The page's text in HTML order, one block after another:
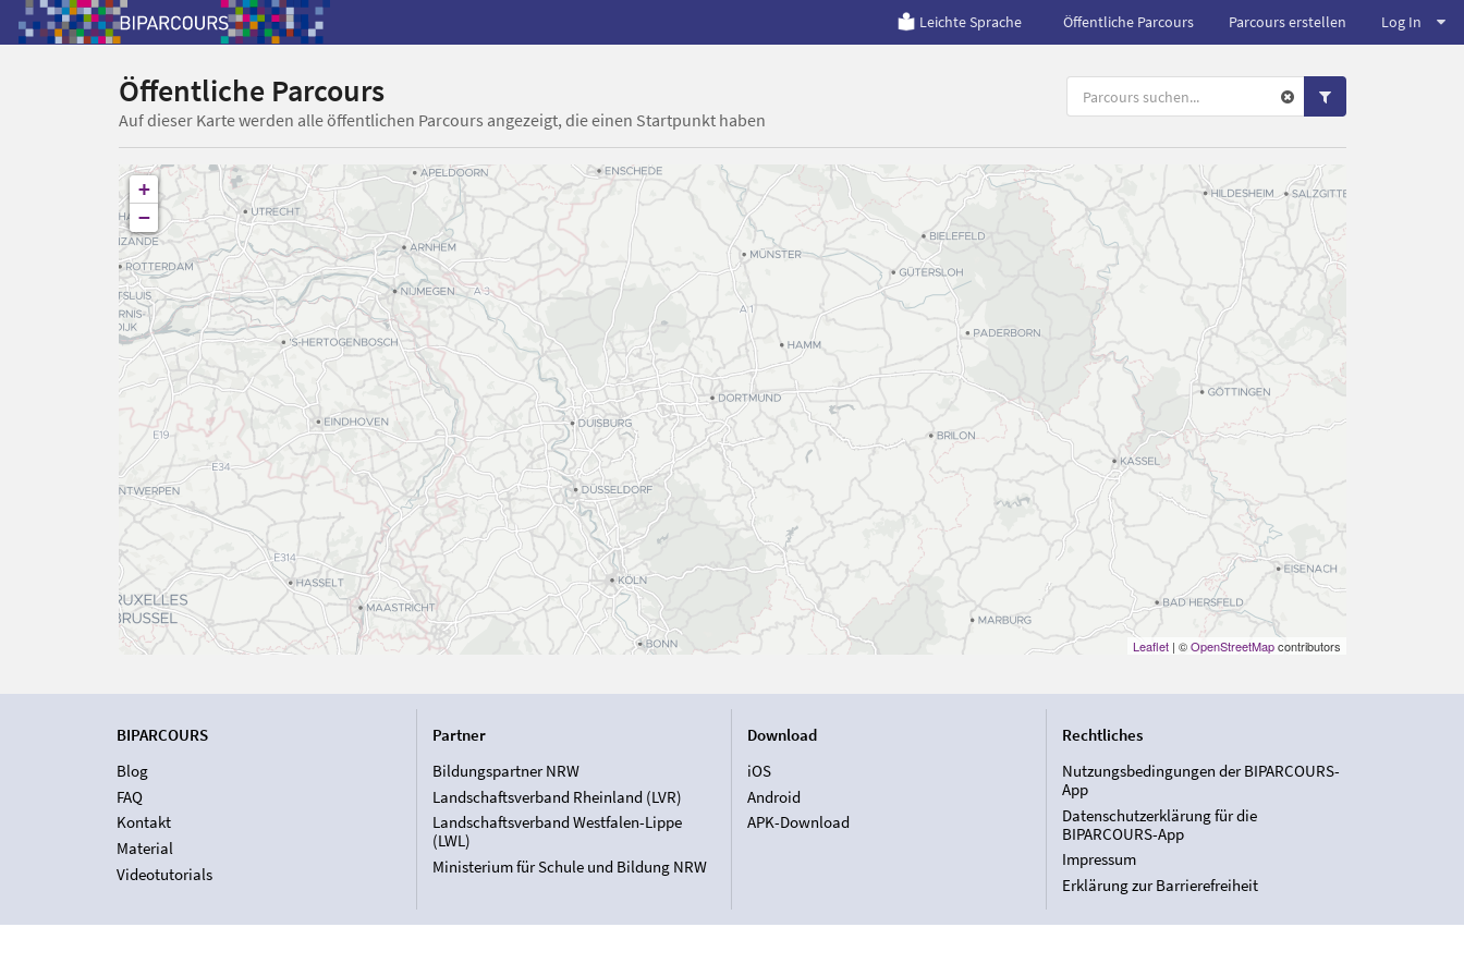
Leichte Sprache Öffentliche Parcours Parcours erstellen Log In
Öffentliche Parcours
Auf dieser Karte werden alle öffentlichen Parcours angezeigt, die einen Startpunkt haben
+
−
Leaflet| ©OpenStreetMapcontributors
BIPARCOURS
Blog
FAQ
Kontakt
Material
Videotutorials
Partner
Bildungspartner NRW
Landschaftsverband Rheinland (LVR)
Landschaftsverband Westfalen-Lippe
(LWL)
Ministerium für Schule und Bildung NRW
Download
iOS
Android
APK-Download
Rechtliches
Nutzungsbedingungen der BIPARCOURS-
App
Datenschutzerklärung für die
BIPARCOURS-App
Impressum
Erklärung zur Barrierefreiheit